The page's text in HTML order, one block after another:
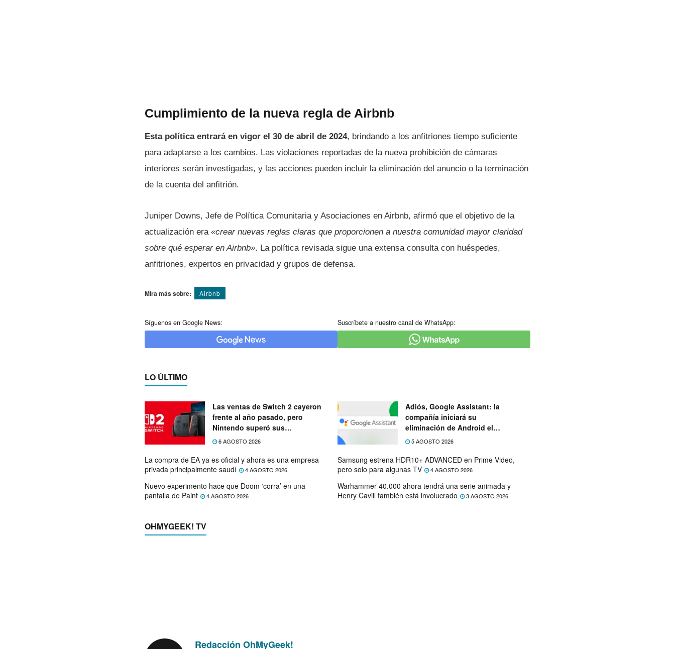
Cumplimiento de la nueva regla de Airbnb
Esta política entrará en vigor el 30 de abril de 2024, brindando a los anfitriones tiempo suficiente
para adaptarse a los cambios. Las violaciones reportadas de la nueva prohibición de cámaras
interiores serán investigadas, y las acciones pueden incluir la eliminación del anuncio o la terminación
de la cuenta del anfitrión.
Juniper Downs, Jefe de Política Comunitaria y Asociaciones en Airbnb, afirmó que el objetivo de la
actualización era «crear nuevas reglas claras que proporcionen a nuestra comunidad mayor claridad
sobre qué esperar en Airbnb». La política revisada sigue una extensa consulta con huéspedes,
anfitriones, expertos en privacidad y grupos de defensa.
Mira más sobre: Airbnb
Síguenos en Google News: Suscríbete a nuestro canal de WhatsApp:
LO ÚLTIMO
Las ventas de Switch 2 cayeron
frente al año pasado, pero
Nintendo superó sus
expectativas
6 AGOSTO 2026
Adiós, Google Assistant: la
compañía iniciará su
eliminación de Android el
próximo mes
5 AGOSTO 2026
La compra de EA ya es oficial y ahora es una empresa
privada principalmente saudí
4 AGOSTO 2026
Samsung estrena HDR10+ ADVANCED en Prime Video,
pero solo para algunas TV
4 AGOSTO 2026
Nuevo experimento hace que Doom ‘corra’ en una
pantalla de Paint
4 AGOSTO 2026
Warhammer 40.000 ahora tendrá una serie animada y
Henry Cavill también está involucrado
3 AGOSTO 2026
OHMYGEEK! TV
Redacción OhMyGeek!